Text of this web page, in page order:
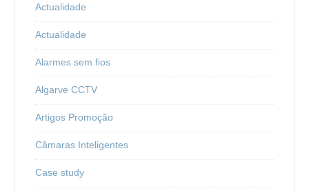
Actualidade
Actualidade
Alarmes sem fios
Algarve CCTV
Artigos Promoção
Câmaras Inteligentes
Case study